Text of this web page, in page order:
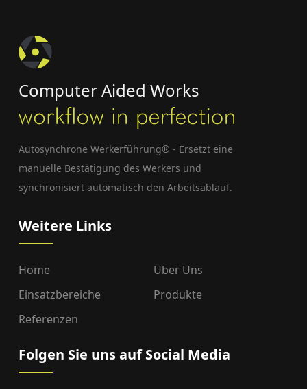
Computer Aided Works
Autosynchrone Werkerführung® - Ersetzt eine
manuelle Bestätigung des Werkers und
synchronisiert automatisch den Arbeitsablauf.
Weitere Links
Home
Über Uns
Einsatzbereiche
Produkte
Referenzen
Folgen Sie uns auf Social Media